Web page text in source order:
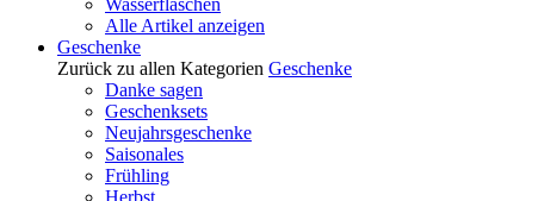
Wasserflaschen
Alle Artikel anzeigen
Geschenke
Zurück zu allen Kategorien Geschenke
Danke sagen
Geschenksets
Neujahrsgeschenke
Saisonales
Frühling
Herbst